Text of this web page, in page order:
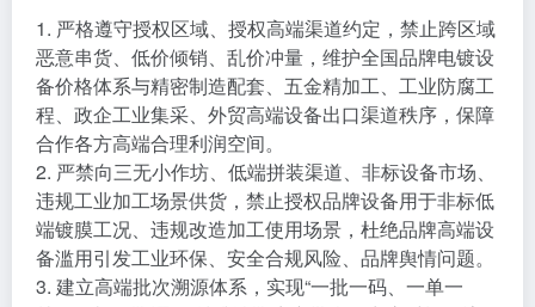
1. 严格遵守授权区域、授权高端渠道约定，禁止跨区域
恶意串货、低价倾销、乱价冲量，维护全国品牌电镀设
备价格体系与精密制造配套、五金精加工、工业防腐工
程、政企工业集采、外贸高端设备出口渠道秩序，保障
合作各方高端合理利润空间。
2. 严禁向三无小作坊、低端拼装渠道、非标设备市场、
违规工业加工场景供货，禁止授权品牌设备用于非标低
端镀膜工况、违规改造加工使用场景，杜绝品牌高端设
备滥用引发工业环保、安全合规风险、品牌舆情问题。
3. 建立高端批次溯源体系，实现“一批一码、一单一